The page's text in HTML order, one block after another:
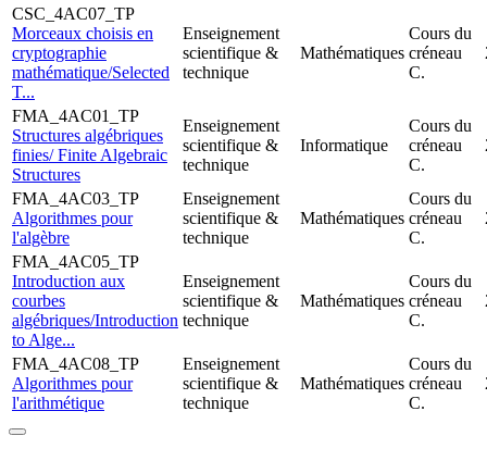
CSC_4AC07_TP
Morceaux choisis en
cryptographie
mathématique/Selected
T...
Enseignement
scientifique &
technique
Mathématiques
Cours du
créneau
C.
FMA_4AC01_TP
Structures algébriques
finies/ Finite Algebraic
Structures
Enseignement
scientifique &
technique
Informatique
Cours du
créneau
C.
FMA_4AC03_TP
Algorithmes pour
l'algèbre
Enseignement
scientifique &
technique
Mathématiques
Cours du
créneau
C.
FMA_4AC05_TP
Introduction aux
courbes
algébriques/Introduction
to Alge...
Enseignement
scientifique &
technique
Mathématiques
Cours du
créneau
C.
FMA_4AC08_TP
Algorithmes pour
l'arithmétique
Enseignement
scientifique &
technique
Mathématiques
Cours du
créneau
C.